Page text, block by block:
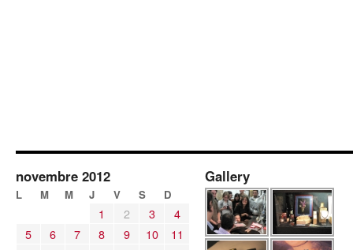
novembre 2012
L M M J V S D
1 2 3
4
5
6 7 8 9 10
11
Gallery